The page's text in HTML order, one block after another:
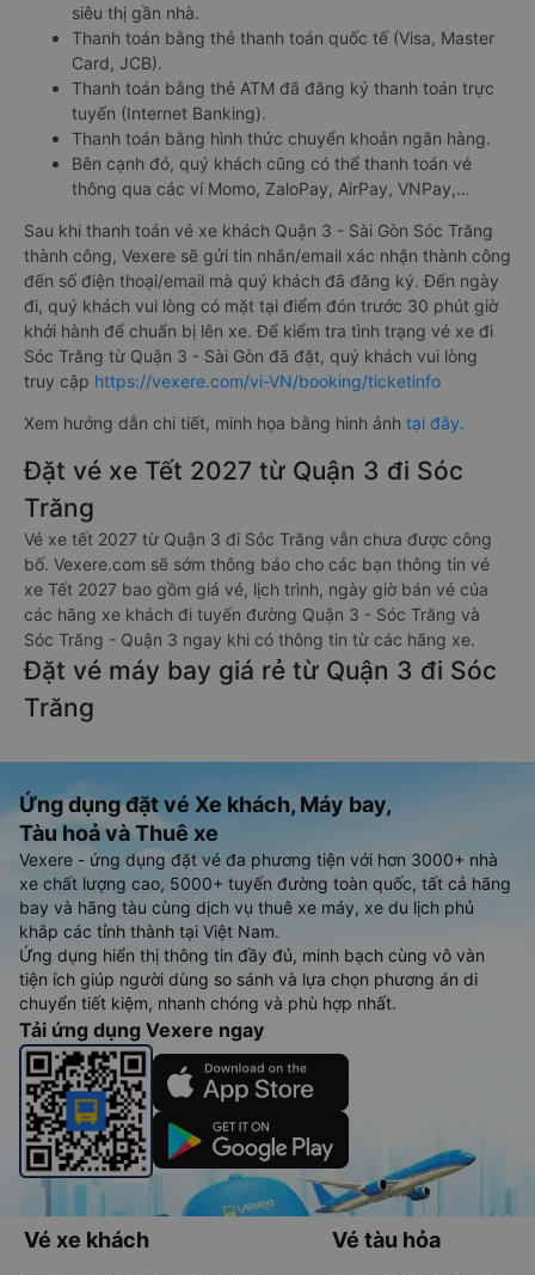
siêu thị gần nhà.
Thanh toán bằng thẻ thanh toán quốc tế (Visa, Master
Card, JCB).
Thanh toán bằng thẻ ATM đã đăng ký thanh toán trực
tuyến (Internet Banking).
Thanh toán bằng hình thức chuyển khoản ngân hàng.
Bên cạnh đó, quý khách cũng có thể thanh toán vé
thông qua các ví Momo, ZaloPay, AirPay, VNPay,…
Sau khi thanh toán vé xe khách Quận 3 - Sài Gòn Sóc Trăng
thành công, Vexere sẽ gửi tin nhắn/email xác nhận thành công
đến số điện thoại/email mà quý khách đã đăng ký. Đến ngày
đi, quý khách vui lòng có mặt tại điểm đón trước 30 phút giờ
khởi hành để chuẩn bị lên xe. Để kiểm tra tình trạng vé xe đi
Sóc Trăng từ Quận 3 - Sài Gòn đã đặt, quý khách vui lòng
truy cập https://vexere.com/vi-VN/booking/ticketinfo
Xem hướng dẫn chi tiết, minh họa bằng hình ảnh tại đây.
Đặt vé xe Tết 2027 từ Quận 3 đi Sóc
Trăng
Vé xe tết 2027 từ Quận 3 đi Sóc Trăng vẫn chưa được công
bố. Vexere.com sẽ sớm thông báo cho các bạn thông tin vé
xe Tết 2027 bao gồm giá vé, lịch trình, ngày giờ bán vé của
các hãng xe khách đi tuyến đường Quận 3 - Sóc Trăng và
Sóc Trăng - Quận 3 ngay khi có thông tin từ các hãng xe.
Đặt vé máy bay giá rẻ từ Quận 3 đi Sóc
Trăng
Ứng dụng đặt vé Xe khách, Máy bay,
Tàu hoả và Thuê xe
Vexere - ứng dụng đặt vé đa phương tiện với hơn 3000+ nhà
xe chất lượng cao, 5000+ tuyến đường toàn quốc, tất cả hãng
bay và hãng tàu cùng dịch vụ thuê xe máy, xe du lịch phủ
khắp các tỉnh thành tại Việt Nam.
Ứng dụng hiển thị thông tin đầy đủ, minh bạch cùng vô vàn
tiện ích giúp người dùng so sánh và lựa chọn phương án di
chuyển tiết kiệm, nhanh chóng và phù hợp nhất.
Tải ứng dụng Vexere ngay
Vé xe khách Vé tàu hỏa